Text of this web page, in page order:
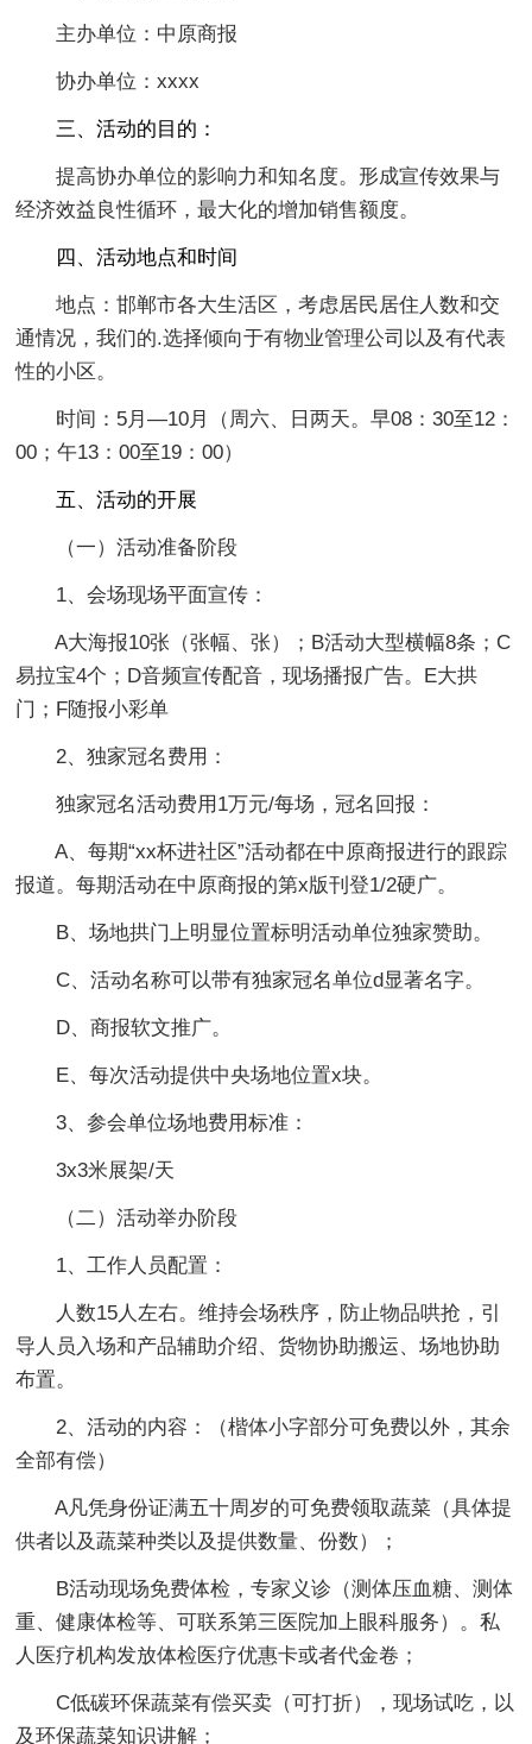
主办单位：中原商报
协办单位：xxxx
三、活动的目的：
提高协办单位的影响力和知名度。形成宣传效果与
经济效益良性循环，最大化的增加销售额度。
四、活动地点和时间
地点：邯郸市各大生活区，考虑居民居住人数和交
通情况，我们的.选择倾向于有物业管理公司以及有代表
性的小区。
时间：5月—10月（周六、日两天。早08：30至12：
00；午13：00至19：00）
五、活动的开展
（一）活动准备阶段
1、会场现场平面宣传：
A大海报10张（张幅、张）；B活动大型横幅8条；C
易拉宝4个；D音频宣传配音，现场播报广告。E大拱
门；F随报小彩单
2、独家冠名费用：
独家冠名活动费用1万元/每场，冠名回报：
A、每期“xx杯进社区”活动都在中原商报进行的跟踪
报道。每期活动在中原商报的第x版刊登1/2硬广。
B、场地拱门上明显位置标明活动单位独家赞助。
C、活动名称可以带有独家冠名单位d显著名字。
D、商报软文推广。
E、每次活动提供中央场地位置x块。
3、参会单位场地费用标准：
3x3米展架/天
（二）活动举办阶段
1、工作人员配置：
人数15人左右。维持会场秩序，防止物品哄抢，引
导人员入场和产品辅助介绍、货物协助搬运、场地协助
布置。
2、活动的内容：（楷体小字部分可免费以外，其余
全部有偿）
A凡凭身份证满五十周岁的可免费领取蔬菜（具体提
供者以及蔬菜种类以及提供数量、份数）；
B活动现场免费体检，专家义诊（测体压血糖、测体
重、健康体检等、可联系第三医院加上眼科服务）。私
人医疗机构发放体检医疗优惠卡或者代金卷；
C低碳环保蔬菜有偿买卖（可打折），现场试吃，以
及环保蔬菜知识讲解；